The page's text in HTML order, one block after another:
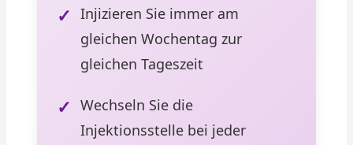
Injizieren Sie immer am
gleichen Wochentag zur
gleichen Tageszeit
Wechseln Sie die
Injektionsstelle bei jeder